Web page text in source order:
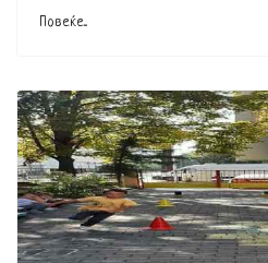
Повеќе...